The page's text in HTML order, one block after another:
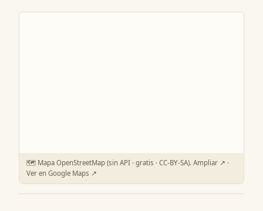
🗺️ Mapa OpenStreetMap (sin API · gratis · CC-BY-SA). Ampliar ↗ ·
Ver en Google Maps ↗